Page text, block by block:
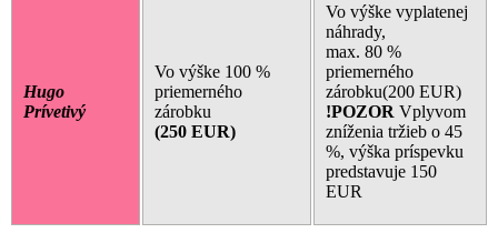
Hugo
Prívetivý
Vo výške 100 %
priemerného
zárobku
(250 EUR)
Vo výške vyplatenej
náhrady,
max. 80 %
priemerného
zárobku(200 EUR)
!POZOR Vplyvom
zníženia tržieb o 45
%, výška príspevku
predstavuje 150
EUR